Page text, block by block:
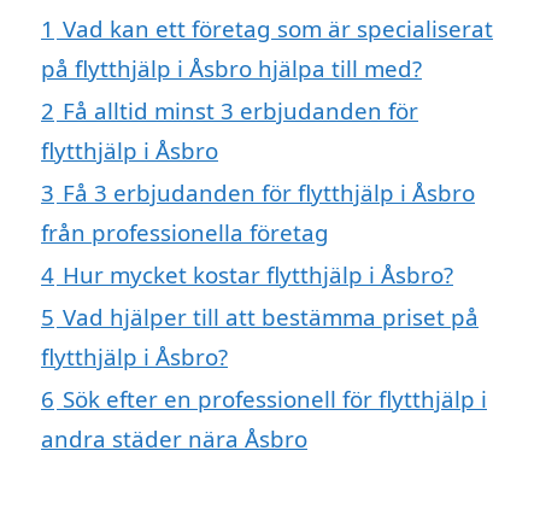
1 Vad kan ett företag som är specialiserat
på flytthjälp i Åsbro hjälpa till med?
2 Få alltid minst 3 erbjudanden för
flytthjälp i Åsbro
3 Få 3 erbjudanden för flytthjälp i Åsbro
från professionella företag
4 Hur mycket kostar flytthjälp i Åsbro?
5 Vad hjälper till att bestämma priset på
flytthjälp i Åsbro?
6 Sök efter en professionell för flytthjälp i
andra städer nära Åsbro